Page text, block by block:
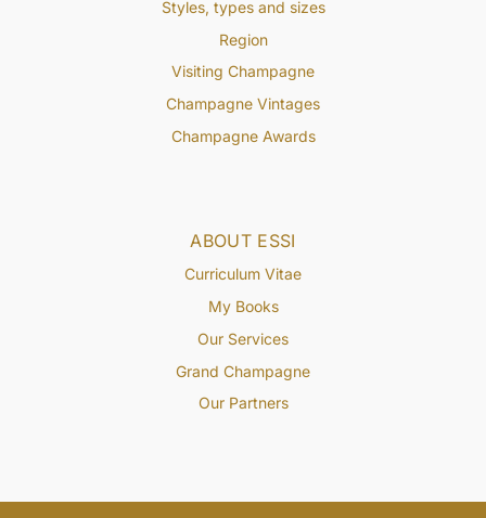
ABOUT ESSI
Curriculum Vitae
My Books
Our Services
Grand Champagne
Our Partners
Styles, types and sizes
Region
Visiting Champagne
Champagne Vintages
Champagne Awards